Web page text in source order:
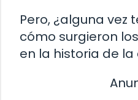
Pero, ¿alguna vez
cómo surgieron
en la historia de